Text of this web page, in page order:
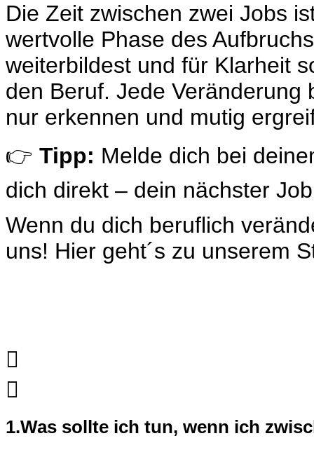
Die Zeit zwischen zwei Jobs
wertvolle Phase des
weiterbildest und für Klarheit
den Beruf. Jede
nur erkennen und mutig
👉 Tipp: Melde dich bei
dich direkt – dein nächster
Wenn du dich beruflich
uns! Hier geht´s zu unserem


1.Was sollte ich tun, wenn ich